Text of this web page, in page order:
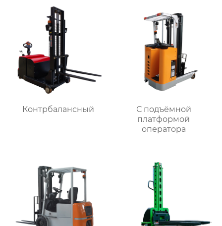
Контрбалансный
С подъёмной
платформой
оператора